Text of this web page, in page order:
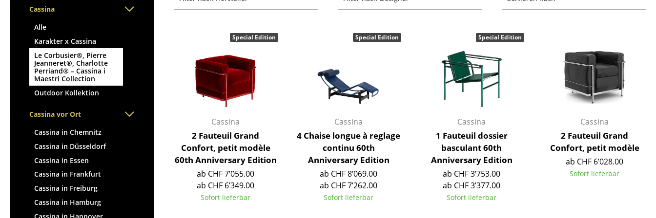
Hocker
Gartenstühle
Kinderstühle
Schaukelstühle
Bürodrehstühle
Bürosessel
Einzelteile
... alle Sitzmöbel
Barmöbel
Kleinaufbewahrung
Einzelteile
... alle Aufbewahrungsmöbel
USM Haller Konfigurator
Outdoor-Leuchten
... alle Leuchten
Decken
... alle Accessoires
Zuhause
Wohnzimmer
Büro
Arbeitsplatz
Management Büro
Cassina
Alle
Karakter x Cassina
Le Corbusier®, Pierre
Jeanneret®, Charlotte
Perriand® – Cassina i
Maestri Collection
Outdoor Kollektion
Cassina vor Ort
Cassina in Chemnitz
Cassina in Düsseldorf
Cassina in Essen
Cassina in Frankfurt
Cassina in Freiburg
Cassina in Hamburg
Cassina
2 Fauteuil Grand
Confort, petit modèle
60th Anniversary Edition
ab CHF 7’055.00
ab CHF 6’349.00
Sofort lieferbar
Special Edition
Cassina
4 Chaise longue à reglage
continu 60th
Anniversary Edition
ab CHF 8’069.00
ab CHF 7’262.00
Sofort lieferbar
Special Edition
Cassina
1 Fauteuil dossier
basculant 60th
Anniversary Edition
ab CHF 3’753.00
ab CHF 3’377.00
Sofort lieferbar
Special Edition
Cassina
2 Fauteuil Grand
Confort, petit modèle
ab CHF 6’028.00
Sofort lieferbar